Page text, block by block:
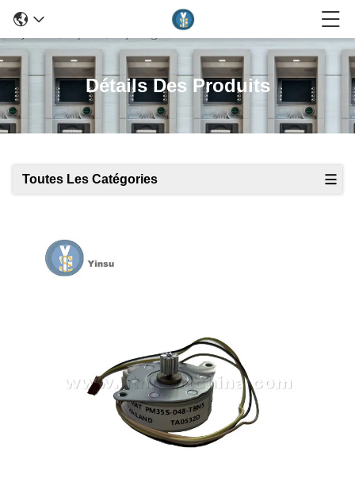
Détails Des Produits
Toutes Les Catégories